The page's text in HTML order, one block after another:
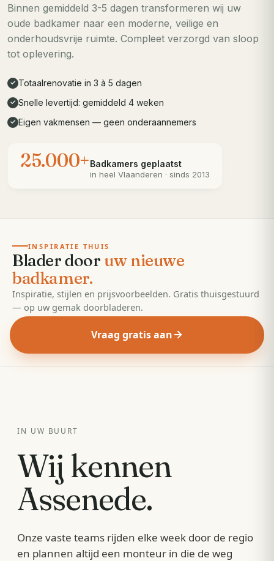
Binnen gemiddeld 3-5 dagen transformeren wij uw
oude badkamer naar een moderne, veilige en
onderhoudsvrije ruimte. Compleet verzorgd van sloop
tot oplevering.
✓ Totaalrenovatie in 3 à 5 dagen
✓ Snelle levertijd: gemiddeld 4 weken
✓ Eigen vakmensen — geen onderaannemers
25.000+Badkamers geplaatst
in heel Vlaanderen · sinds 2013
EDITIE2026· 55 pagina's
INSPIRATIE THUIS
Blader door uw nieuwe
badkamer.
Inspiratie, stijlen en prijsvoorbeelden. Gratis thuisgestuurd
— op uw gemak doorbladeren.
Vraag gratis aan
IN UW BUURT
Wij kennen
Assenede.
Onze vaste teams rijden elke week door de regio
en plannen altijd een monteur in die de weg